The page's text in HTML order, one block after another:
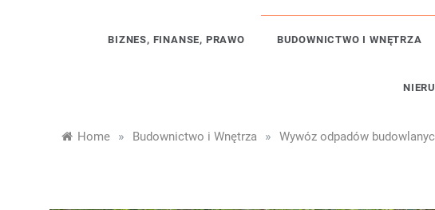
BIZNES, FINANSE, PRAWO BUDOWNICTWO I WNĘTRZA
Home » Budownictwo i Wnętrza » Wywóz odpadów